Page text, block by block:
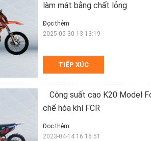
làm mát bằng chất lỏng
TIẾP XÚC
Đọc thêm
2025-05-30 13:13:19
Công suất cao K20 Model
chế hòa khí FCR
Đọc thêm
2023-04-14 16:16:51